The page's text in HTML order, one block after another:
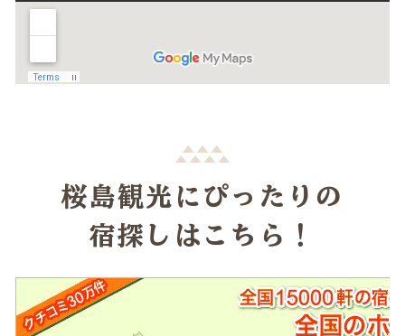
桜島観光にぴったりの
宿探しはこちら！